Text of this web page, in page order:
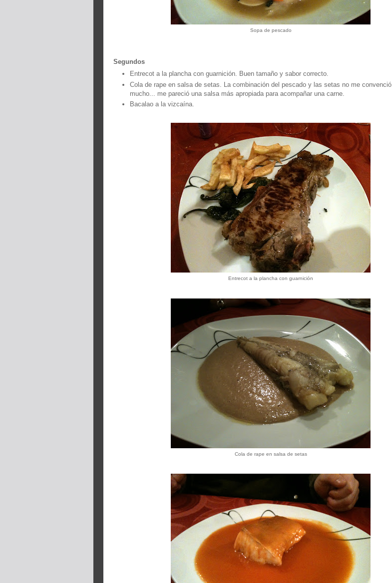
Sopa de pescado
Segundos
Entrecot a la plancha con guarnición. Buen tamaño y sabor correcto.
Cola de rape en salsa de setas. La combinación del pescado y las setas no me convenció
mucho... me pareció una salsa más apropiada para acompañar una carne.
Bacalao a la vizcaína.
Entrecot a la plancha con guarnición
Cola de rape en salsa de setas